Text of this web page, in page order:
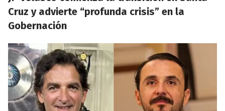
Cruz y advierte “profunda crisis” en la
Gobernación